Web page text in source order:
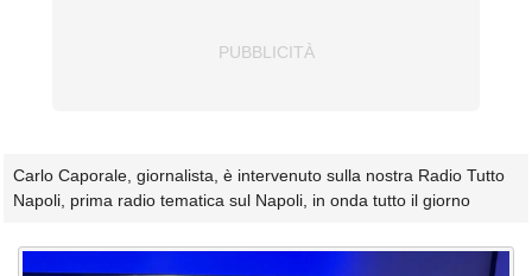
Carlo Caporale, giornalista, è intervenuto sulla nostra Radio Tutto
Napoli, prima radio tematica sul Napoli, in onda tutto il giorno